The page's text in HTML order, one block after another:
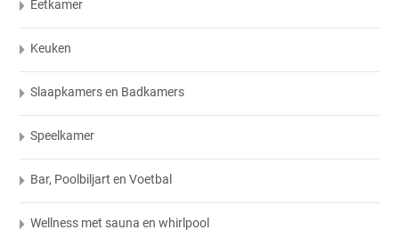
Eetkamer
Keuken
Slaapkamers en Badkamers
Speelkamer
Bar, Poolbiljart en Voetbal
Wellness met sauna en whirlpool